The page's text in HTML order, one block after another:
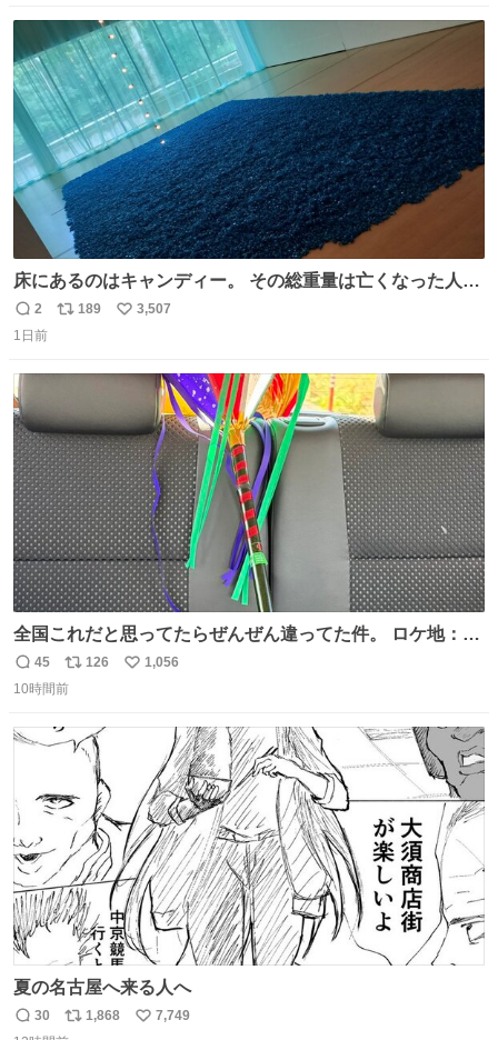
エクスプレス
ト
数
数
床にあるのはキャンディー。 その総重量は亡くなった人と
同等の重さだそうです。 鑑賞者は一つ持ち帰れますが、亡
くなった人の一部を持ち帰っているような感覚になりまし
術館
返
信
2
リ
189
い
3,507
1日前
全国これだと思ってたらぜんぜん違ってた件。 ロケ地：広
島
返
信
45
リ
ポ
ト
126
い
1,056
10時間前
夏の名古屋へ来る人へ
返
30
リ
1,868
い
7,749